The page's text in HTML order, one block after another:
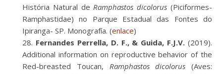
História Natural deRamphastos dicolorus (Piciformes-
Ramphastidae) no Parque Estadual das Fontes do
Ipiranga- SP. Monografía. (enlace)
Fernandes Perrella, D. F., & Guida, F.J.V. (2019).
Additional information on reproductive behavior of the
Red-breasted Toucan, Ramphastos dicolorus (Aves: